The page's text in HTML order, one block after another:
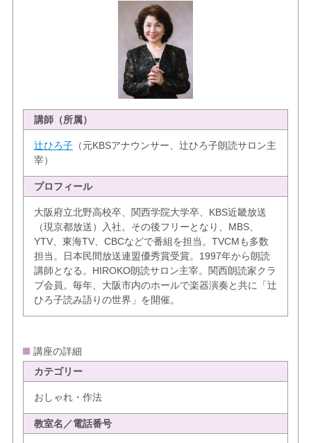
講師（所属）
辻ひろ子（元KBSアナウンサー、辻ひろ子朗読サロン主
宰）
プロフィール
大阪府立北野高校卒、関西学院大学卒、KBS近畿放送
（現京都放送）入社。その後フリーとなり、MBS、
YTV、東海TV、CBCなどで番組を担当。TVCMも多数
担当。日本民間放送連盟優秀賞受賞。1997年から朗読
講師となる。HIROKO朗読サロン主宰。関西朗読家クラ
ブ会員。毎年、大阪市内のホールで楽器演奏と共に「辻
ひろ子読み語りの世界」を開催。
講座の詳細
カテゴリー
おしゃれ・作法
教室名／電話番号